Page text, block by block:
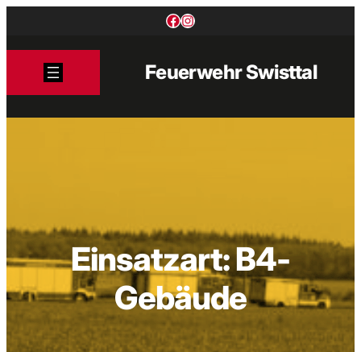
Facebook
Instagram
Feuerwehr Swisttal
Einsatzart:B4-
Gebäude